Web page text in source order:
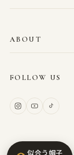
ABOUT
FOLLOW US
Copyright ©
似合う帽子